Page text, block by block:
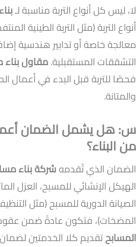
لا، ليس كل أنواع التربة مناسبة لـ
أنواع التربة (مثل التربة الطينية
معالجة خاصة أو تدابير هندسية
التشققات المستقبلية.مقاول بناء
فحصًا للتربة قبل البدء في أعمال
والمتانة.
س: هل يشمل الضمان أعمال
من البناء؟
الضمان الذي تُقدمهشركة بناء
الهيكل الإنشائي للمسبح، العزل
الصيانة الدورية للمسبح (مثل
المضخات)، فتكون عادةً ضمن
المسابحتقديم كلا الخدمتين